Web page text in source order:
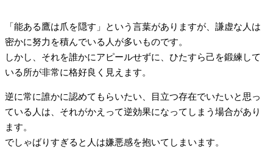
「能ある鷹は爪を隠す」という言葉がありますが、謙虚な人は
密かに努力を積んでいる人が多いものです。
しかし、それを誰かにアピールせずに、ひたすら己を鍛練して
いる所が非常に格好良く見えます。
逆に常に誰かに認めてもらいたい、目立つ存在でいたいと思っ
ている人は、それがかえって逆効果になってしまう場合があり
ます。
でしゃばりすぎると人は嫌悪感を抱いてしまいます。